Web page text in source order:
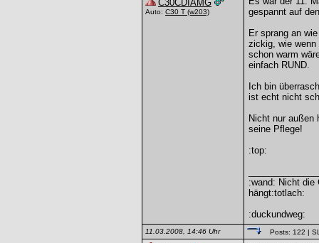
C30CDIAMG
Auto: C30 T (w203)
gespannt auf
Er sprang an
zickig, wie wenn
schon warm
einfach RUND.
Ich bin
ist echt nicht
Nicht nur außen
seine Pflege!
:top:
:wand: Nicht die
hängt:totlach:
:duckundweg:
11.03.2008, 14:46 Uhr Posts: 122 |